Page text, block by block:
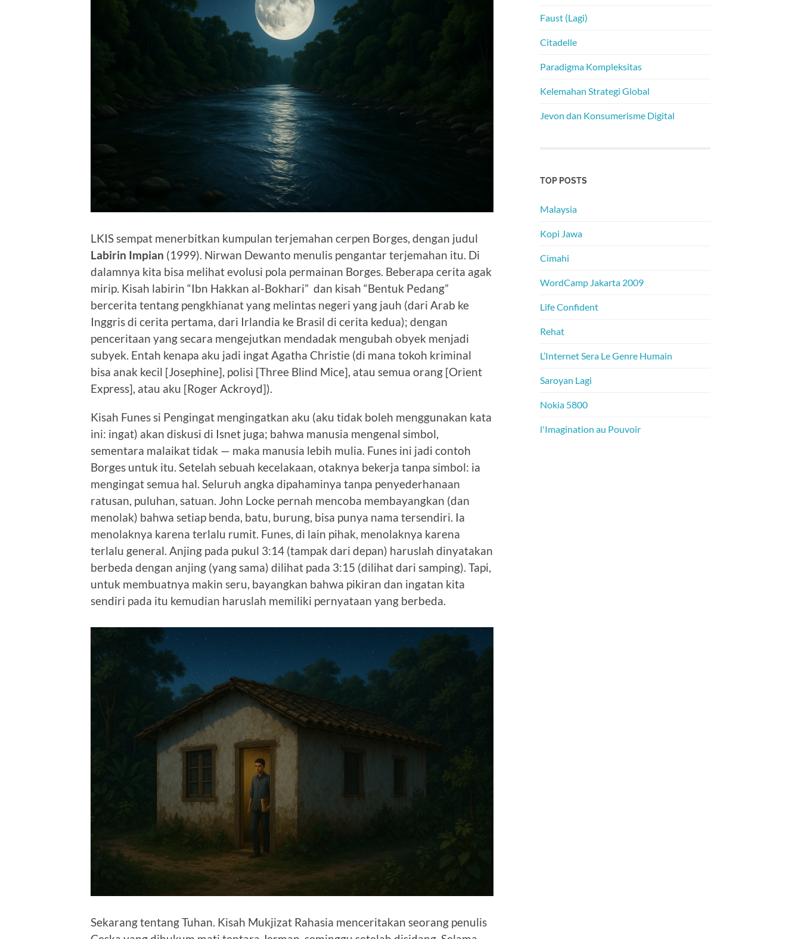
LKIS sempat menerbitkan kumpulan terjemahan cerpen Borges, dengan judul
Labirin Impian (1999). Nirwan Dewanto menulis pengantar terjemahan itu. Di
dalamnya kita bisa melihat evolusi pola permainan Borges. Beberapa cerita agak
mirip. Kisah labirin “Ibn Hakkan al-Bokhari” dan kisah “Bentuk Pedang”
bercerita tentang pengkhianat yang melintas negeri yang jauh (dari Arab ke
Inggris di cerita pertama, dari Irlandia ke Brasil di cerita kedua); dengan
penceritaan yang secara mengejutkan mendadak mengubah obyek menjadi
subyek. Entah kenapa aku jadi ingat Agatha Christie (di mana tokoh kriminal
bisa anak kecil [Josephine], polisi [Three Blind Mice], atau semua orang [Orient
Express], atau aku [Roger Ackroyd]).
Kisah Funes si Pengingat mengingatkan aku (aku tidak boleh menggunakan kata
ini: ingat) akan diskusi di Isnet juga; bahwa manusia mengenal simbol,
sementara malaikat tidak — maka manusia lebih mulia. Funes ini jadi contoh
Borges untuk itu. Setelah sebuah kecelakaan, otaknya bekerja tanpa simbol: ia
mengingat semua hal. Seluruh angka dipahaminya tanpa penyederhanaan
ratusan, puluhan, satuan. John Locke pernah mencoba membayangkan (dan
menolak) bahwa setiap benda, batu, burung, bisa punya nama tersendiri. Ia
menolaknya karena terlalu rumit. Funes, di lain pihak, menolaknya karena
terlalu general. Anjing pada pukul 3:14 (tampak dari depan) haruslah dinyatakan
berbeda dengan anjing (yang sama) dilihat pada 3:15 (dilihat dari samping). Tapi,
untuk membuatnya makin seru, bayangkan bahwa pikiran dan ingatan kita
sendiri pada itu kemudian haruslah memiliki pernyataan yang berbeda.
Sekarang tentang Tuhan. Kisah Mukjizat Rahasia menceritakan seorang penulis
Faust (Lagi)
Citadelle
Paradigma Kompleksitas
Kelemahan Strategi Global
Jevon dan Konsumerisme Digital
TOP POSTS
Malaysia
Kopi Jawa
Cimahi
WordCamp Jakarta 2009
Life Confident
Rehat
L’Internet Sera Le Genre Humain
Saroyan Lagi
Nokia 5800
l'Imagination au Pouvoir